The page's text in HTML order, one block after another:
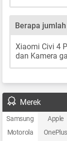
Berapa
Xiaomi Civi 4
dan Kamera
Merek
Samsung Apple
Motorola
OnePlus